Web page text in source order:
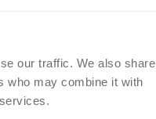
our traffic. We also share
who may combine it with